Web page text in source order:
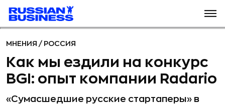
МНЕНИЯ / РОССИЯ
Как мы ездили на конкурс
BGI: опыт компании Radario
«Сумасшедшие русские стартаперы» в